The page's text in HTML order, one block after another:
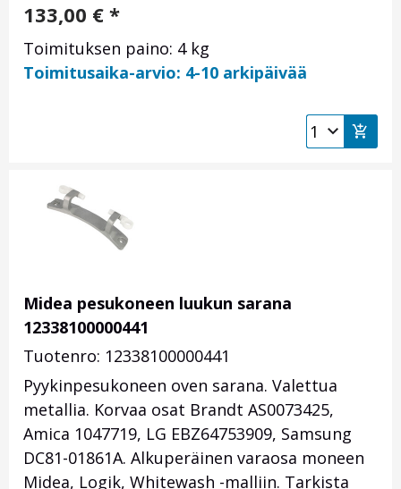
133,00 € *
Toimituksen paino: 4 kg
Toimitusaika-arvio: 4-10 arkipäivää
Midea pesukoneen luukun sarana
12338100000441
Tuotenro: 12338100000441
Pyykinpesukoneen oven sarana. Valettua
metallia. Korvaa osat Brandt AS0073425,
Amica 1047719, LG EBZ64753909, Samsung
DC81-01861A. Alkuperäinen varaosa moneen
Midea, Logik, Whitewash -malliin. Tarkista